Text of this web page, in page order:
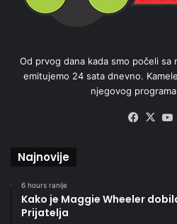
Od prvog dana kada smo počeli sa
emitujemo 24 sata dnevno.
njegovog
X
Najnovije
6 hours ranije
Kako je Maggie Wheeler
Prijatelja